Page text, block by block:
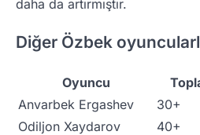
daha da artırmıştır.
Diğer Özbek
Oyuncu
Anvarbek Ergashev
30+
Odiljon Xaydarov
40+